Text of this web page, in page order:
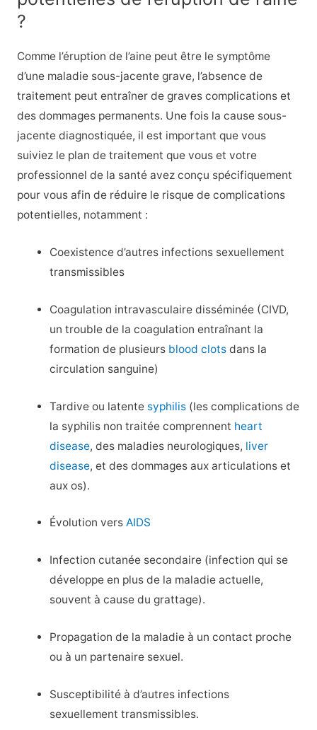
?
Comme l’éruption de l’aine peut être le symptôme
d’une maladie sous-jacente grave, l’absence de
traitement peut entraîner de graves complications et
des dommages permanents. Une fois la cause sous-
jacente diagnostiquée, il est important que vous
suiviez le plan de traitement que vous et votre
professionnel de la santé avez conçu spécifiquement
pour vous afin de réduire le risque de complications
potentielles, notamment :
Coexistence d’autres infections sexuellement
transmissibles
Coagulation intravasculaire disséminée (CIVD,
un trouble de la coagulation entraînant la
formation de plusieurs blood clots dans la
circulation sanguine)
Tardive ou latente syphilis (les complications de
la syphilis non traitée comprennent heart
disease, des maladies neurologiques, liver
disease, et des dommages aux articulations et
aux os).
Évolution versAIDS
Infection cutanée secondaire (infection qui se
développe en plus de la maladie actuelle,
souvent à cause du grattage).
Propagation de la maladie à un contact proche
ou à un partenaire sexuel.
Susceptibilité à d’autres infections
sexuellement transmissibles.